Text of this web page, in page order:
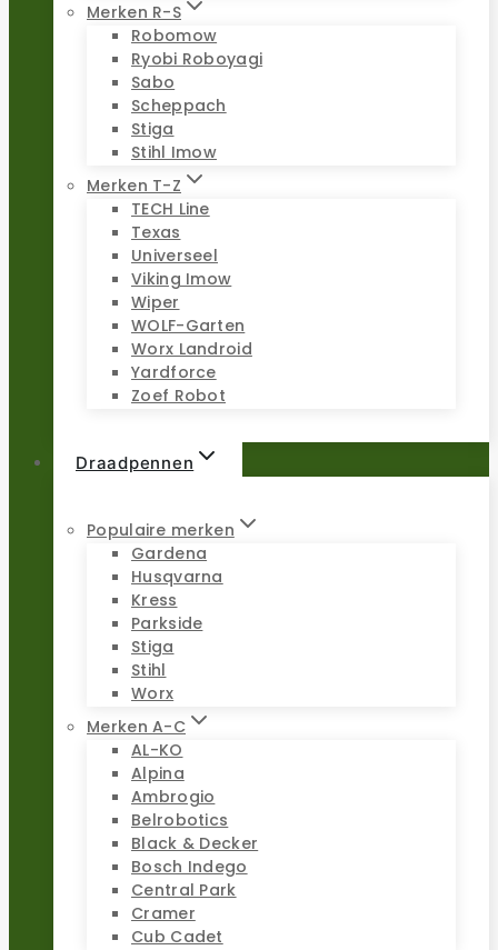
Merken R-S
Robomow
Ryobi Roboyagi
Sabo
Scheppach
Stiga
Stihl Imow
Merken T-Z
TECH Line
Texas
Universeel
Viking Imow
Wiper
WOLF-Garten
Worx Landroid
Yardforce
Zoef Robot
Draadpennen
Populaire merken
Gardena
Husqvarna
Kress
Parkside
Stiga
Stihl
Worx
Merken A-C
AL-KO
Alpina
Ambrogio
Belrobotics
Black & Decker
Bosch Indego
Central Park
Cramer
Cub Cadet